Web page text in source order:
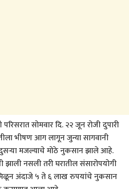
सोमवार दि. २२ जून रोजी दुपारी
भीषण आग लागून जुन्या सागवानी
मजल्याचे मोठे नुकसान झाले आहे.
झाली नसली तरी घरातील संसारोपयोगी
अंदाजे ५ ते ६ लाख रुपयांचे नुकसान